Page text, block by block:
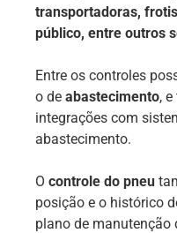
transportadoras,
público, entre outros
Entre os controles
o de abastecimento,
integrações com
abastecimento.
O controle do pneu
posição e o histórico
plano de manutenção